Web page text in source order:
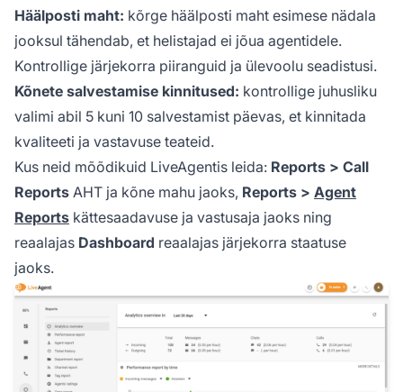
Häälposti maht: kõrge häälposti maht esimese nädala
jooksul tähendab, et helistajad ei jõua agentidele.
Kontrollige järjekorra piiranguid ja ülevoolu seadistusi.
Kõnete salvestamise kinnitused: kontrollige juhusliku
valimi abil 5 kuni 10 salvestamist päevas, et kinnitada
kvaliteeti ja vastavuse teateid.
Kus neid mõõdikuid LiveAgentis leida: Reports > Call
Reports AHT ja kõne mahu jaoks, Reports > Agent
Reports kättesaadavuse ja vastusaja jaoks ning
reaalajas Dashboard reaalajas järjekorra staatuse
jaoks.